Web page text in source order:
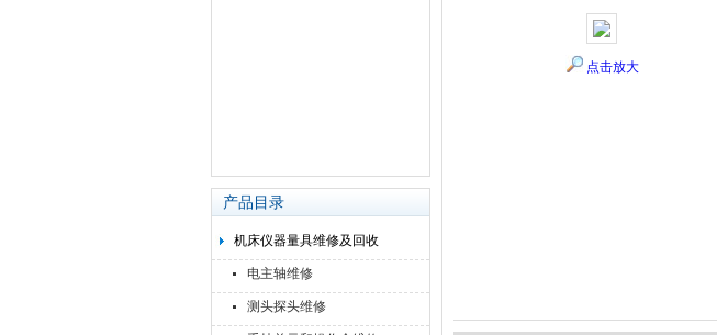
产品目录
机床仪器量具维修及回收
电主轴维修
测头探头维修
点击放大